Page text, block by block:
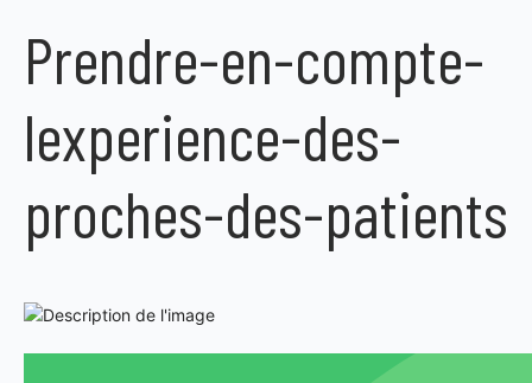
Prendre-en-compte-
lexperience-des-
proches-des-patients